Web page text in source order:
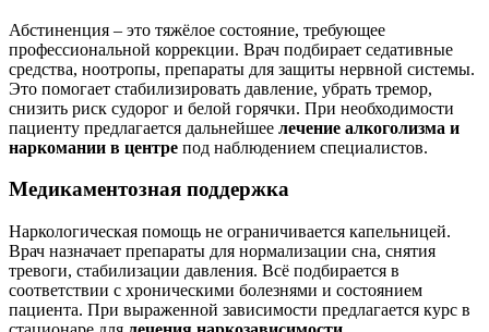
Абстиненция – это тяжёлое состояние, требующее
профессиональной коррекции. Врач подбирает седативные
средства, ноотропы, препараты для защиты нервной системы.
Это помогает стабилизировать давление, убрать тремор,
снизить риск судорог и белой горячки. При необходимости
пациенту предлагается дальнейшее лечение алкоголизма и
наркомании в центре под наблюдением специалистов.
Медикаментозная поддержка
Наркологическая помощь не ограничивается капельницей.
Врач назначает препараты для нормализации сна, снятия
тревоги, стабилизации давления. Всё подбирается в
соответствии с хроническими болезнями и состоянием
пациента. При выраженной зависимости предлагается курс в